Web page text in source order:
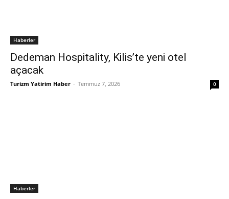
Haberler
Dedeman Hospitality, Kilis’te yeni otel
açacak
Turizm Yatirim Haber - Temmuz 7, 2026 0
Haberler